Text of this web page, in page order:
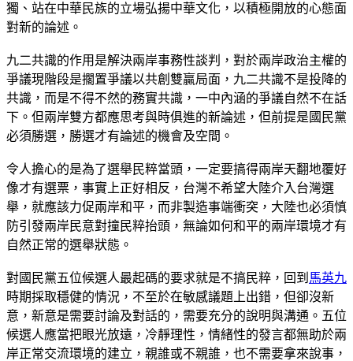
獨、站在中華民族的立場弘揚中華文化，以積極開放的心態面
對新的論述。
九二共識的作用是解決兩岸事務性談判，對於兩岸政治主權的
爭議現階段是擱置爭議以共創雙贏局面，九二共識不是投降的
共識，而是不得不然的務實共識，一中內涵的爭議自然不在話
下。但兩岸雙方都應思考與時俱進的新論述，但前提是國民黨
必須勝選，勝選才有論述的機會及空間。
令人擔心的是為了選舉民粹當頭，一定要搞得兩岸天翻地覆好
像才有選票，事實上正好相反，台灣不希望大陸介入台灣選
舉，就應該力促兩岸和平，而非製造事端衝突，大陸也必須慎
防引發兩岸民意對撞民粹抬頭，無論如何和平的兩岸環境才有
自然正常的選舉狀態。
對國民黨五位候選人最起碼的要求就是不搞民粹，回到 馬英九
時期採取穩健的情況，不至於在敏感議題上出錯，但卻沒新
意，新意是需要討論及對話的，需要充分的說明與溝通。五位
候選人應當把眼光放遠，冷靜理性，情緒性的發言都無助於兩
岸正常交流環境的建立，親誰或不親誰，也不需要拿來說事，